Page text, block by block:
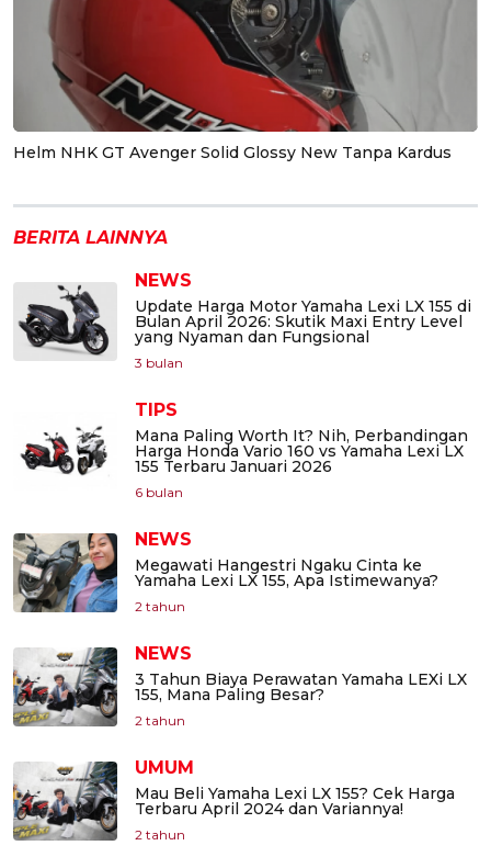
Helm NHK GT Avenger Solid Glossy New Tanpa Kardus
BERITA LAINNYA
NEWS
Update Harga Motor Yamaha Lexi LX 155 di
Bulan April 2026: Skutik Maxi Entry Level
yang Nyaman dan Fungsional
3 bulan
TIPS
Mana Paling Worth It? Nih, Perbandingan
Harga Honda Vario 160 vs Yamaha Lexi LX
155 Terbaru Januari 2026
6 bulan
NEWS
Megawati Hangestri Ngaku Cinta ke
Yamaha Lexi LX 155, Apa Istimewanya?
2 tahun
NEWS
3 Tahun Biaya Perawatan Yamaha LEXi LX
155, Mana Paling Besar?
2 tahun
UMUM
Mau Beli Yamaha Lexi LX 155? Cek Harga
Terbaru April 2024 dan Variannya!
2 tahun